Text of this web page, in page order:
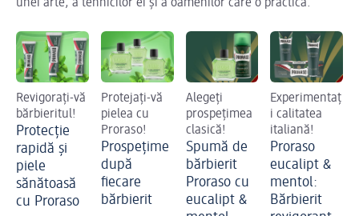
unei arte, a tehnicilor ei și a oamenilor care o practică.
Revigorați-vă
bărbieritul!
Protecție
rapidă și
piele
sănătoasă
cu Proraso
Protejați-vă
pielea cu
Proraso!
Prospețime
după
fiecare
bărbierit
Alegeți
prospețimea
clasică!
Spumă de
bărbierit
Proraso cu
eucalipt &
Experimentaț
i calitatea
italiană!
Proraso
eucalipt &
mentol:
Bărbierit